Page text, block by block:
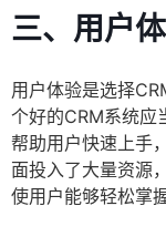
三、用户
用户体验是选择
个好的CRM系统应
帮助用户快速上手
面投入了大量资源
使用户能够轻松掌